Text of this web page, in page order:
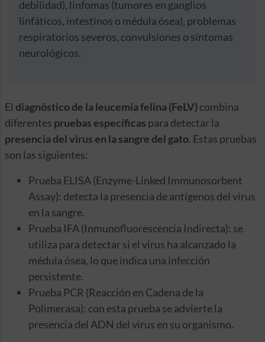
debilidad), linfomas (tumores en ganglios
linfáticos, intestinos o médula ósea), problemas
respiratorios severos, convulsiones o síntomas
neurológicos.
El diagnóstico de la leucemia felina (FeLV) combina
diferentes pruebas específicas para detectar la
presencia del virus en la sangre del gato. Estas pruebas
son las siguientes:
Prueba ELISA (Enzyme-Linked Immunosorbent
Assay): detecta la presencia de antígenos del virus
en la sangre.
Prueba IFA (Inmunofluorescencia Indirecta): se
utiliza para detectar si el virus ha alcanzado la
médula ósea, lo que indica una infección
persistente.
Prueba PCR (Reacción en Cadena de la
Polimerasa): con esta prueba se advierte la
presencia del ADN del virus en su organismo.